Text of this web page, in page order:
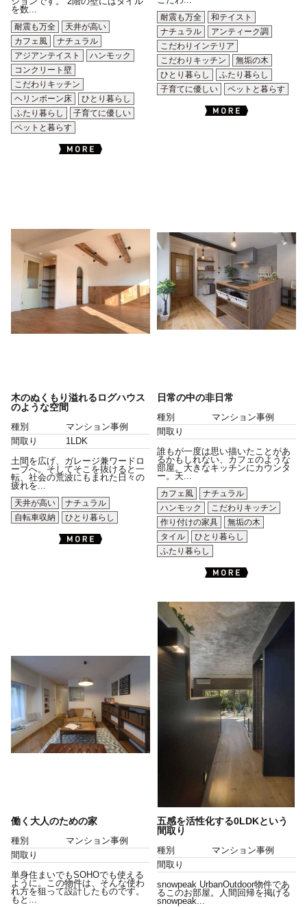
を数...
耐震も万全
天井が高い
カフェ風
ナチュラル
アジアンテイスト
ハンモック
コンクリート壁
こだわりキッチン
ヘリンボーン床
ひとり暮らし
ふたり暮らし
子育てに優しい
ペットと暮らす
耐震も万全
和テイスト
ナチュラル
アンティーク調
こだわりインテリア
こだわりキッチン
無垢の木
ひとり暮らし
ふたり暮らし
子育てに優しい
ペットと暮らす
木のぬくもり溢れるログハウス
のような空間
種別
マンション事例
間取り
1LDK
土間を広げ、ガレージ兼ワードロ
ーブへ。そしてそこを抜けると一
転、社会の荒波にもまれた日々の
疲れを...
天井が高い
ナチュラル
自転車収納
ひとり暮らし
日常の中の非日常
種別
マンション事例
間取り
誰もが一度は思い描いたことがあ
るかもしれない、カフェのような
部屋。大きなキッチンにカウンタ
ー。天...
カフェ風
ナチュラル
ハンモック
こだわりキッチン
作り付けの家具
無垢の木
タイル
ひとり暮らし
ふたり暮らし
働く大人のための家
種別
マンション事例
間取り
単身住まいでもSOHOでも使える
ように。この物件は、そんな使わ
れ方を狙って設計したものです。
もと...
五感を活性化する0LDKという
間取り
種別
マンション事例
間取り
snowpeak UrbanOutdoor物件であ
るこのお部屋。人間回帰を掲げる
snowpeak...